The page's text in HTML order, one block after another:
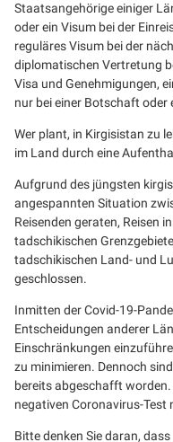
Staatsangehörige einiger
oder ein Visum bei der
reguläres Visum bei der
diplomatischen Vertretung
Visa und Genehmigungen,
nur bei einer Botschaft oder
Wer plant, in Kirgisistan zu
im Land durch eine
Aufgrund des jüngsten
angespannten Situation
Reisenden geraten, Reisen
tadschikischen
tadschikischen Land- und
geschlossen.
Inmitten der Covid-19-
Entscheidungen anderer
Einschränkungen
zu minimieren. Dennoch
bereits abgeschafft worden.
negativen Coronavirus-Test
Bitte denken Sie daran,